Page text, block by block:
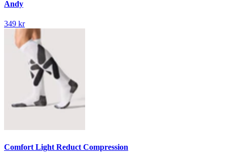
Andy
349 kr
Comfort Light Reduct Compression